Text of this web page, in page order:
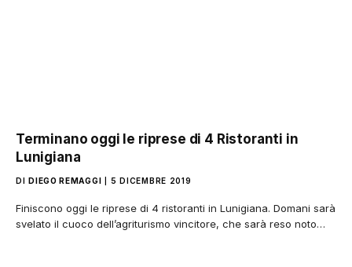
Terminano oggi le riprese di 4 Ristoranti in
Lunigiana
DI DIEGO REMAGGI 5 DICEMBRE 2019
Finiscono oggi le riprese di 4 ristoranti in Lunigiana. Domani sarà
svelato il cuoco dell’agriturismo vincitore, che sarà reso noto…